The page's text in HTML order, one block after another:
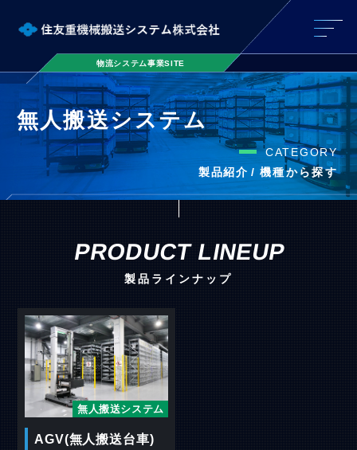
物流システム事業SITE
製品紹介
無人搬送システム
PRODUCT LINEUP
製品ラインナップ
無人搬送システム
AGV(無人搬送台車)